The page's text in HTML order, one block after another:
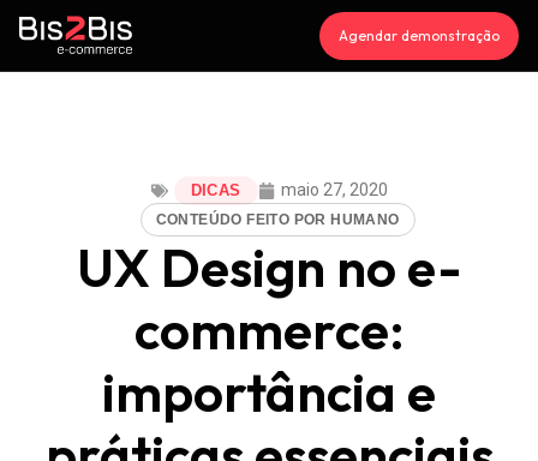
Agendar demonstração
DICAS maio 27, 2020
CONTEÚDO FEITO POR HUMANO
UX Design no e-
commerce:
importância e